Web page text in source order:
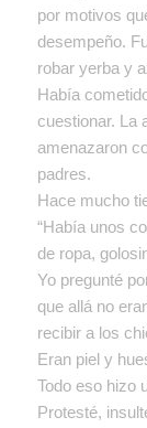
por motivos
desempeño.
robar yerba y
Había
cuestionar. La
amenazaron
padres.
Hace mucho
“Había unos
de ropa,
Yo pregunté
que allá no
recibir a los
Eran piel y
Todo eso hizo
Protesté,